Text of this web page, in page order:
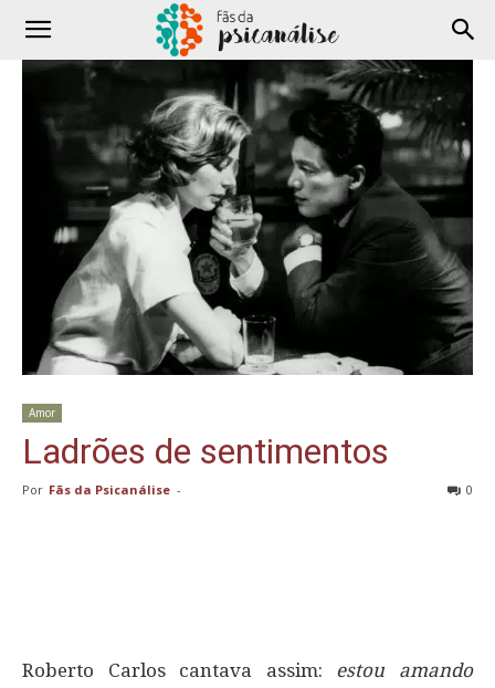
Amor
Ladrões de sentimentos
Por Fãs da Psicanálise - 0
Roberto Carlos cantava assim: estou amando